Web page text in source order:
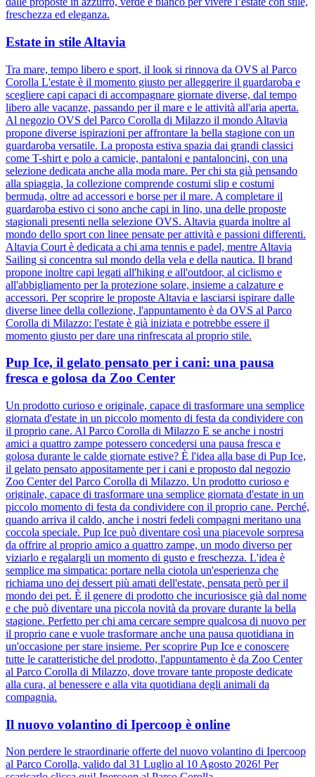
freschezza ed eleganza.
Estate in stile Altavia
Tra mare, tempo libero e sport, il look si rinnova da OVS al Parco
Corolla L'estate è il momento giusto per alleggerire il guardaroba e
scegliere capi capaci di accompagnare giornate diverse, dal tempo
libero alle vacanze, passando per il mare e le attività all'aria aperta.
Al negozio OVS del Parco Corolla di Milazzo il mondo Altavia
propone diverse ispirazioni per affrontare la bella stagione con un
guardaroba versatile. La proposta estiva spazia dai grandi classici
come T-shirt e polo a camicie, pantaloni e pantaloncini, con una
selezione dedicata anche alla moda mare. Per chi sta già pensando
alla spiaggia, la collezione comprende costumi slip e costumi
bermuda, oltre ad accessori e borse per il mare. A completare il
guardaroba estivo ci sono anche capi in lino, una delle proposte
stagionali presenti nella selezione OVS. Altavia guarda inoltre al
mondo dello sport con linee pensate per attività e passioni differenti.
Altavia Court è dedicata a chi ama tennis e padel, mentre Altavia
Sailing si concentra sul mondo della vela e della nautica. Il brand
propone inoltre capi legati all'hiking e all'outdoor, al ciclismo e
all'abbigliamento per la protezione solare, insieme a calzature e
accessori. Per scoprire le proposte Altavia e lasciarsi ispirare dalle
diverse linee della collezione, l'appuntamento è da OVS al Parco
Corolla di Milazzo: l'estate è già iniziata e potrebbe essere il
momento giusto per dare una rinfrescata al proprio stile.
Pup Ice, il gelato pensato per i cani: una pausa
fresca e golosa da Zoo Center
Un prodotto curioso e originale, capace di trasformare una semplice
giornata d'estate in un piccolo momento di festa da condividere con
il proprio cane. Al Parco Corolla di Milazzo E se anche i nostri
amici a quattro zampe potessero concedersi una pausa fresca e
golosa durante le calde giornate estive? È l'idea alla base di Pup Ice,
il gelato pensato appositamente per i cani e proposto dal negozio
Zoo Center del Parco Corolla di Milazzo. Un prodotto curioso e
originale, capace di trasformare una semplice giornata d'estate in un
piccolo momento di festa da condividere con il proprio cane. Perché,
quando arriva il caldo, anche i nostri fedeli compagni meritano una
coccola speciale. Pup Ice può diventare così una piacevole sorpresa
da offrire al proprio amico a quattro zampe, un modo diverso per
viziarlo e regalargli un momento di gusto e freschezza. L'idea è
semplice ma simpatica: portare nella ciotola un'esperienza che
richiama uno dei dessert più amati dell'estate, pensata però per il
mondo dei pet. È il genere di prodotto che incuriosisce già dal nome
e che può diventare una piccola novità da provare durante la bella
stagione. Perfetto per chi ama cercare sempre qualcosa di nuovo per
il proprio cane e vuole trasformare anche una pausa quotidiana in
un'occasione per stare insieme. Per scoprire Pup Ice e conoscere
tutte le caratteristiche del prodotto, l'appuntamento è da Zoo Center
al Parco Corolla di Milazzo, dove trovare tante proposte dedicate
alla cura, al benessere e alla vita quotidiana degli animali da
compagnia.
Il nuovo volantino di Ipercoop è online
Non perdere le straordinarie offerte del nuovo volantino di Ipercoop
al Parco Corolla, valido dal 31 Luglio al 10 Agosto 2026! Per